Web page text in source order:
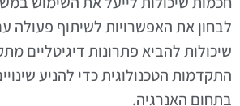
לבחון את האפשרויות לשיתוף פעולה
שיכולות להביא פתרונות דיגיטליים
התקדמות הטכנולוגית כדי להניע
בתחום האנרגיה.